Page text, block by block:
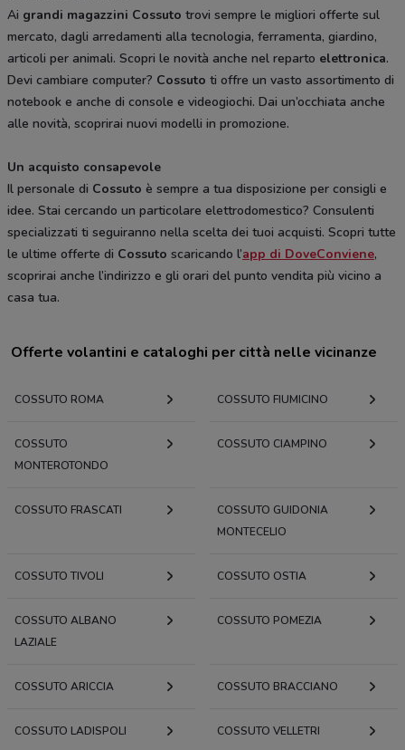
Ai grandi magazzini Cossuto trovi sempre le migliori offerte sul
mercato, dagli arredamenti alla tecnologia, ferramenta, giardino,
articoli per animali. Scopri le novità anche nel reparto elettronica.
Devi cambiare computer? Cossuto ti offre un vasto assortimento di
notebook e anche di console e videogiochi. Dai un’occhiata anche
alle novità, scoprirai nuovi modelli in promozione.
Un acquisto consapevole
Il personale di Cossuto è sempre a tua disposizione per consigli e
idee. Stai cercando un particolare elettrodomestico? Consulenti
specializzati ti seguiranno nella scelta dei tuoi acquisti. Scopri tutte
le ultime offerte di Cossuto scaricando l’app di DoveConviene,
scoprirai anche l’indirizzo e gli orari del punto vendita più vicino a
casa tua.
Offerte volantini e cataloghi per città nelle vicinanze
COSSUTO ROMA COSSUTO FIUMICINO
COSSUTO
MONTEROTONDO
COSSUTO CIAMPINO
COSSUTO FRASCATI
COSSUTO GUIDONIA
MONTECELIO
COSSUTO TIVOLI COSSUTO OSTIA
COSSUTO ALBANO
LAZIALE
COSSUTO POMEZIA
COSSUTO ARICCIA COSSUTO BRACCIANO
COSSUTO LADISPOLI COSSUTO VELLETRI